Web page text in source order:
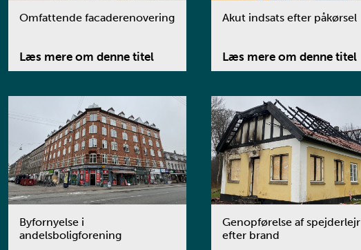
Omfattende facaderenovering
Læs mere om denne titel
Akut indsats efter påkørsel
Læs mere om denne titel
Byfornyelse i
andelsboligforening
Genopførelse af spejderlejr
efter brand